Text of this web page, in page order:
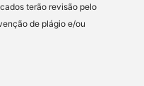
terão revisão pelo
de plágio e/ou